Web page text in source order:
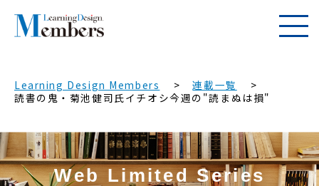
Learning Design Members
連載一覧
読書の鬼・菊池健司氏イチオシ今週の"読まぬは損"
Web Limited Series